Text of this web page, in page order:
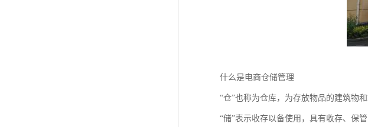
什么是电商仓储管理
“仓”也称为仓库，为存放物品的建筑物
“储”表示收存以备使用，具有收存、保